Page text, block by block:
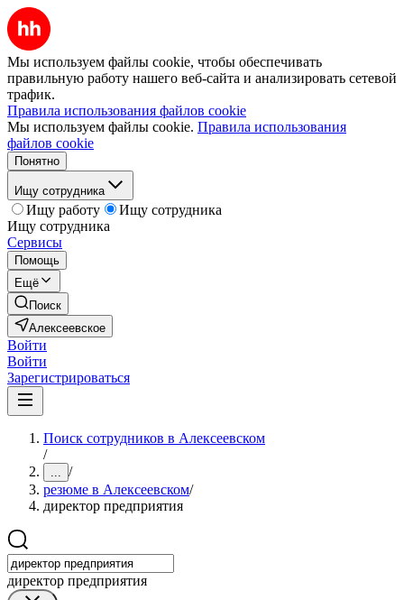
Мы используем файлы cookie, чтобы обеспечивать
правильную работу нашего веб-сайта и анализировать сетевой
трафик.
Правила использования файлов cookie
Мы используем файлы cookie. Правила использования
файлов cookie
Понятно
Ищу сотрудника
Ищу работу
Ищу сотрудника
Ищу сотрудника
Сервисы
Помощь
Ещё
Поиск
Алексеевское
Войти
Войти
Зарегистрироваться
Поиск сотрудников в Алексеевском
/
... /
резюме в Алексеевском/
директор предприятия
директор предприятия